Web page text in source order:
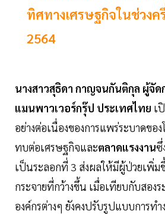
ทิศทางเศรษฐกิจในช่วงค
2564
นางสาวสุธิดา กาญจนกันติกุล ผู้จัด
แมนพาวเวอร์กรุ๊ป ประเทศไทย เ
อย่างต่อเนื่องของการแพร่ระบาดขอ
ทบต่อเศรษฐกิจและตลาดแรงงานซึ่
เป็นระลอกที่ 3 ส่งผลให้มีผู้ป่วยเพิ่
กระจายที่กว้างขึ้น เมื่อเทียบกับสอง
องค์กรต่างๆ ยังคงปรับรูปแบบการท